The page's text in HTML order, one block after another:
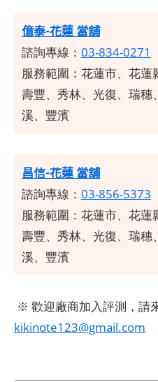
億泰-花蓮 當舖
諮詢專線： 03-834-0271
服務範圍： 花蓮市、花蓮
壽豐、秀林、光復、瑞
溪、豐濱
昌信-花蓮 當舖
諮詢專線： 03-856-5373
服務範圍： 花蓮市、花蓮
壽豐、秀林、光復、瑞
溪、豐濱
※ 歡迎廠商加入評測，請
kikinote123@gmail.com